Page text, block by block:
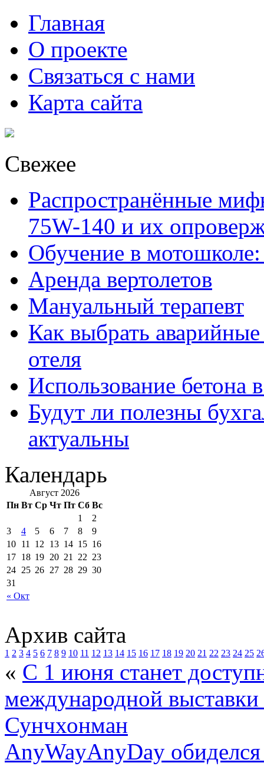
Главная
О проекте
Связаться с нами
Карта сайта
Свежее
Распространённые
75W-140 и их
Обучение в
Аренда вертолетов
Мануальный терапевт
Как выбрать
отеля
Использование бетона
Будут ли полезны
актуальны
Календарь
Август 2026
Пн Вт Ср Чт Пт Сб Вс
« Окт
1
2
3
4 5 6 7 8
9
10 11 12 13 14 15 16
17 18 19 20 21 22 23
24 25 26 27 28 29 30
31
Архив сайта
1 2 3 4 5 6 7 8 9 10 11 12 13 14 15 16 17 18 19 20 21 22 23 24 25
« С 1 июня станет
международной выставки
Сунчхонман
AnyWayAnyDay